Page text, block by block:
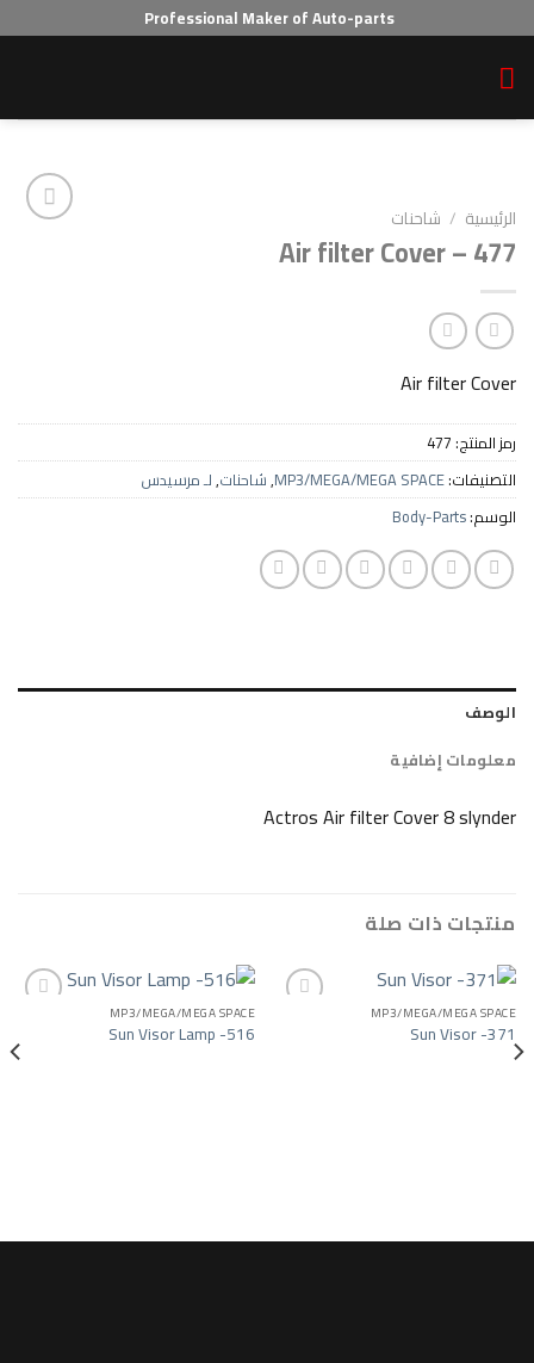
Professional Maker of Auto-parts
شاحنات
Air filter
Air
MP3/MEGA/MEGA
,شاحنات,لـ مرسيدس
Body-
Actros Air filter
صلة
MP3/
to wishlist
MP3/MEGA/MEGA SPACE
Sun Visor Lamp -516